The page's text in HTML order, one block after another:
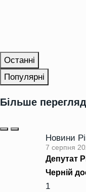
Останні
Популярні
Більше
Новини
7 серпня
Депутат
Черній
1